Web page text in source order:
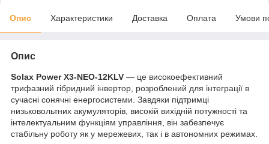
Опис Характеристики Доставка Оплата Умови
Опис
Solax Power X3-NEO-12KLV — це високоефективний
трифазний гібридний інвертор, розроблений для інтеграції в
сучасні сонячні енергосистеми. Завдяки підтримці
низьковольтних акумуляторів, високій вихідній потужності та
інтелектуальним функціям управління, він забезпечує
стабільну роботу як у мережевих, так і в автономних режимах.